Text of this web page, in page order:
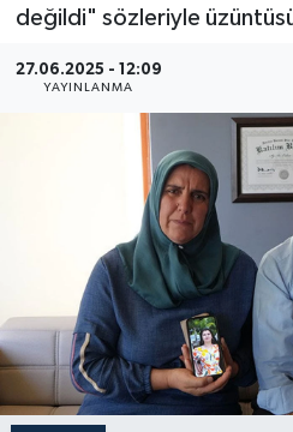
değildi" sözleriyle
27.06.2025 - 12:09
YAYINLANMA
Haberler
KANALV Spor
Kültür Sanat
Magazin
Öğle Bülteni
Sağlık
Siyaset